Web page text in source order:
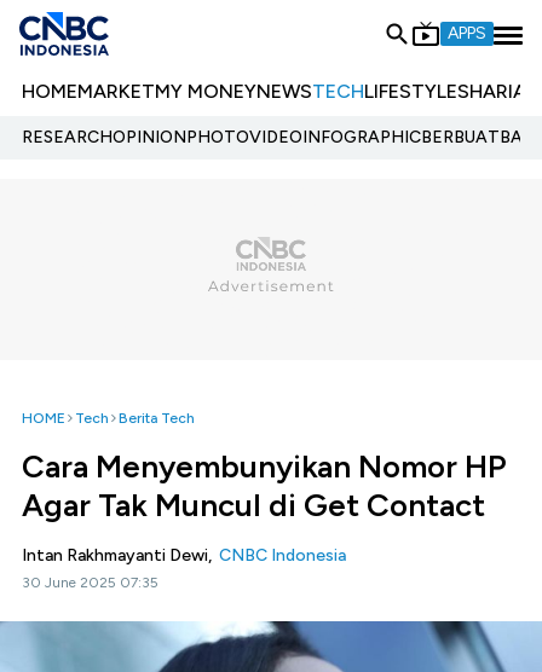
APPS
HOMEMARKETMY MONEYNEWSTECHLIFESTYLESHARIA
RESEARCHOPINIONPHOTOVIDEOINFOGRAPHIC
HOME Tech Berita Tech
Cara Menyembunyikan Nomor HP
Agar Tak Muncul di Get Contact
Intan Rakhmayanti Dewi, CNBC Indonesia
30 June 2025 07:35